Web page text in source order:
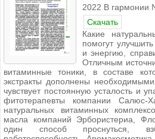
2022 В гармонии
Скачать
Какие
помогут
и энергию,
Отличным
витаминные тоники, в составе
экстракты дополнены
чувствует постоянную усталость и
фитотерапевты компании Салюс-
натуральных витаминных
масла компаний Эрбористериа,
один способ проснуться,